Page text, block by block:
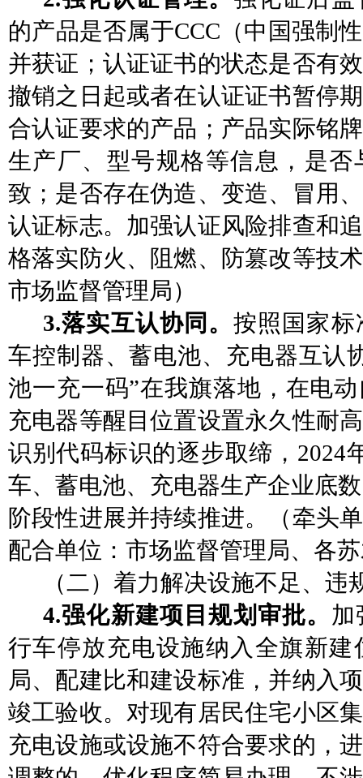
的产品是否属于CCC（中国强制
并获证；认证证书的状态是否有
撤销之日起或者在认证证书暂停
合认证要求的产品；产品实际铭
生产厂、型号规格等信息，是
致；是否存在伪造、变造、冒用
认证标志。加强认证风险排查和
格落实防火、阻燃、防篡改等技
市场监督管理局）
3.落实互认协同。 按照国家标
车控制器、蓄电池、充电器互认
池一充一码”在我旗落地，在电
充电器等醒目位置设置永久性耐
识别代码标识的逐步取缔，2024
车、蓄电池、充电器生产企业底
阶段性进展并持续推进。
（牵头
配合单位： 市场监督管理局、 各
（二）着力解决设施不足、违
4.强化新建项目规划审批。 加
行车停放充电设施纳入全旗新
局、配建比和建设标准，并纳入
竣工验收。对现有居民住宅小区
充电设施或设施不符合要求的，